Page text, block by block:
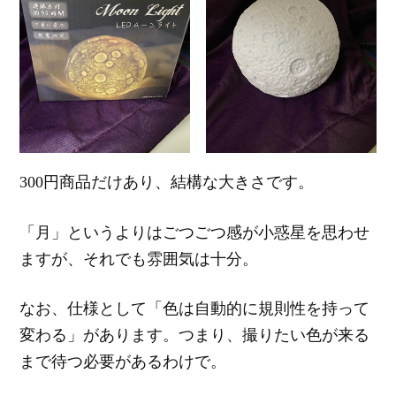
300円商品だけあり、結構な大きさです。
「月」というよりはごつごつ感が小惑星を思わせ
ますが、それでも雰囲気は十分。
なお、仕様として「色は自動的に規則性を持って
変わる」があります。つまり、撮りたい色が来る
まで待つ必要があるわけで。